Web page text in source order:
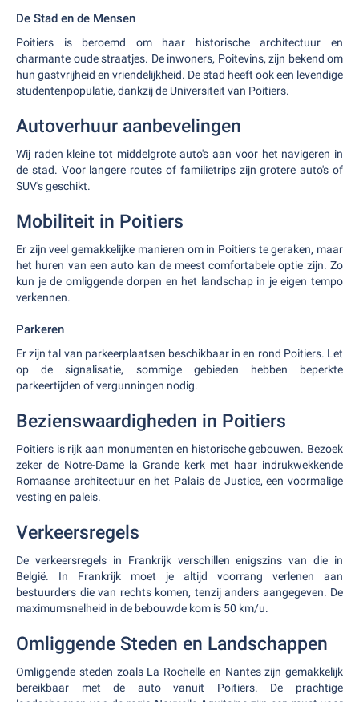
De Stad en de Mensen
Poitiers is beroemd om haar historische architectuur en
charmante oude straatjes. De inwoners, Poitevins, zijn bekend om
hun gastvrijheid en vriendelijkheid. De stad heeft ook een levendige
studentenpopulatie, dankzij de Universiteit van Poitiers.
Autoverhuur aanbevelingen
Wij raden kleine tot middelgrote auto's aan voor het navigeren in
de stad. Voor langere routes of familietrips zijn grotere auto's of
SUV's geschikt.
Mobiliteit in Poitiers
Er zijn veel gemakkelijke manieren om in Poitiers te geraken, maar
het huren van een auto kan de meest comfortabele optie zijn. Zo
kun je de omliggende dorpen en het landschap in je eigen tempo
verkennen.
Parkeren
Er zijn tal van parkeerplaatsen beschikbaar in en rond Poitiers. Let
op de signalisatie, sommige gebieden hebben beperkte
parkeertijden of vergunningen nodig.
Bezienswaardigheden in Poitiers
Poitiers is rijk aan monumenten en historische gebouwen. Bezoek
zeker de Notre-Dame la Grande kerk met haar indrukwekkende
Romaanse architectuur en het Palais de Justice, een voormalige
vesting en paleis.
Verkeersregels
De verkeersregels in Frankrijk verschillen enigszins van die in
België. In Frankrijk moet je altijd voorrang verlenen aan
bestuurders die van rechts komen, tenzij anders aangegeven. De
maximumsnelheid in de bebouwde kom is 50 km/u.
Omliggende Steden en Landschappen
Omliggende steden zoals La Rochelle en Nantes zijn gemakkelijk
bereikbaar met de auto vanuit Poitiers. De prachtige